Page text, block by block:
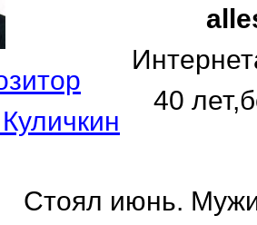
40
Стоял июнь.